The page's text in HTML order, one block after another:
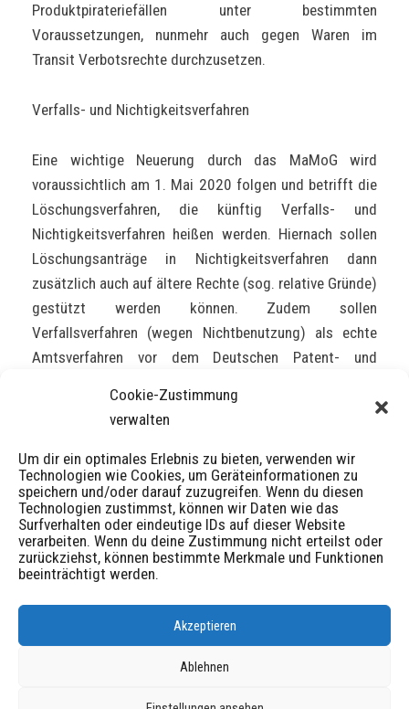
Cookie-Zustimmung
verwalten
Um dir ein optimales Erlebnis zu bieten, verwenden wir
Technologien wie Cookies, um Geräteinformationen zu
speichern und/oder darauf zuzugreifen. Wenn du diesen
Technologien zustimmst, können wir Daten wie das
Surfverhalten oder eindeutige IDs auf dieser Website
verarbeiten. Wenn du deine Zustimmung nicht erteilst oder
zurückziehst, können bestimmte Merkmale und Funktionen
beeinträchtigt werden.
Akzeptieren
Ablehnen
Produktpirateriefällen unter bestimmten
Voraussetzungen, nunmehr auch gegen Waren im
Transit Verbotsrechte durchzusetzen.
Verfalls- und Nichtigkeitsverfahren
Eine wichtige Neuerung durch das MaMoG wird
voraussichtlich am 1. Mai 2020 folgen und betrifft die
Löschungsverfahren, die künftig Verfalls- und
Nichtigkeitsverfahren heißen werden. Hiernach sollen
Löschungsanträge in Nichtigkeitsverfahren dann
zusätzlich auch auf ältere Rechte (sog. relative Gründe)
gestützt werden können. Zudem sollen
Verfallsverfahren (wegen Nichtbenutzung) als echte
Amtsverfahren vor dem Deutschen Patent- und
den Zivilgerichten möglich ist – zu wesentlich höheren
Veröffentlicht
am
24/02/2019 Autor
FP Schlagwörter
Markenrecht
Beitragsnavigation
Beitrag:
Wettbewerbsrecht: UWG-Leistungsschutz gegen
unlautere Produktnachahmung